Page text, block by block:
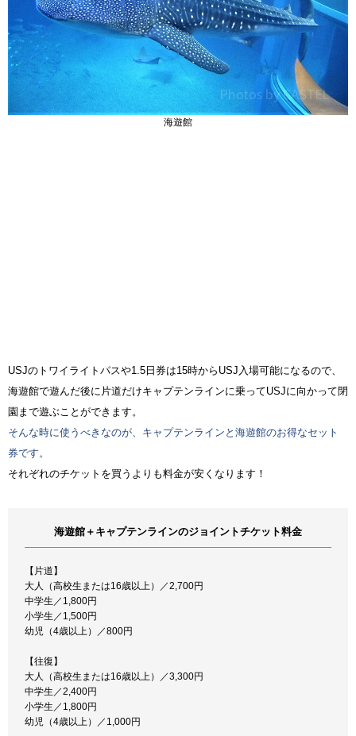
海遊館
USJのトワイライトパスや1.5日券は15時からUSJ入場可能になるので、
海遊館で遊んだ後に片道だけキャプテンラインに乗ってUSJに向かって閉
園まで遊ぶことができます。
そんな時に使うべきなのが、キャプテンラインと海遊館のお得なセット
券です。
それぞれのチケットを買うよりも料金が安くなります！
海遊館＋キャプテンラインのジョイントチケット料金
【片道】
大人（高校生または16歳以上）／2,700円
中学生／1,800円
小学生／1,500円
幼児（4歳以上）／800円
【往復】
大人（高校生または16歳以上）／3,300円
中学生／2,400円
小学生／1,800円
幼児（4歳以上）／1,000円